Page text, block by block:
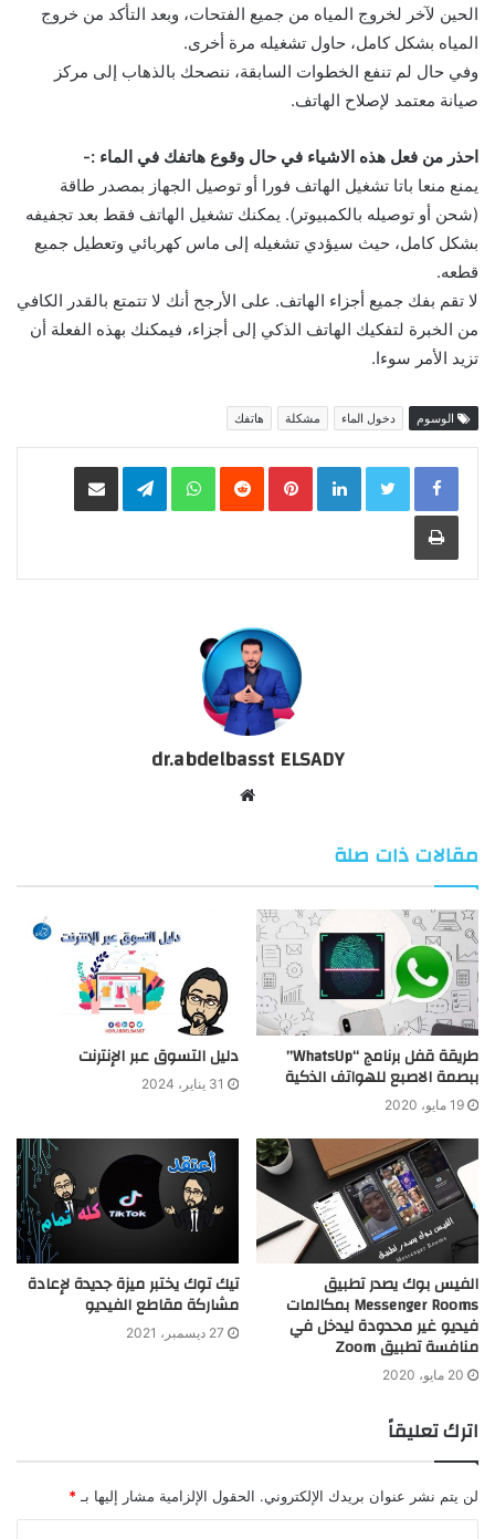
الحين لآخر لخروج المياه من جميع الفتحات، وبعد التأكد من خروج
المياه بشكل كامل، حاول تشغيله مرة أخرى.
وفي حال لم تنفع الخطوات السابقة، ننصحك بالذهاب إلى مركز
صيانة معتمد لإصلاح الهاتف.
احذر من فعل هذه الاشياء في حال وقوع هاتفك في الماء :-
يمنع منعا باتا تشغيل الهاتف فورا أو توصيل الجهاز بمصدر طاقة
(شحن أو توصيله بالكمبيوتر). يمكنك تشغيل الهاتف فقط بعد تجفيفه
بشكل كامل، حيث سيؤدي تشغيله إلى ماس كهربائي وتعطيل جميع
قطعه.
لا تقم بفك جميع أجزاء الهاتف. على الأرجح أنك لا تتمتع بالقدر الكافي
من الخبرة لتفكيك الهاتف الذكي إلى أجزاء، فيمكنك بهذه الفعلة أن
تزيد الأمر سوءا.
الوسوم دخول الماء مشكلة هاتفك
LinkedIn
Pinterest
WhatsApp
Telegramمشاركة عبر البريد
طباعة
dr.abdelbasst ELSADY
مقالات ذات صلة
طريقة قفل برنامج “WhatsUp”
ببصمة الاصبع للهواتف الذكية
19 مايو، 2020
دليل التسوق عبر الإنترنت
31 يناير، 2024
الفيس بوك يصدر تطبيق
Messenger Rooms بمكالمات
فيديو غير محدودة ليدخل في
منافسة تطبيق Zoom
20 مايو، 2020
تيك توك يختبر ميزة جديدة لإعادة
مشاركة مقاطع الفيديو
27 ديسمبر، 2021
اترك تعليقاً
لن يتم نشر عنوان بريدك الإلكتروني. الحقول الإلزامية مشار إليها بـ *